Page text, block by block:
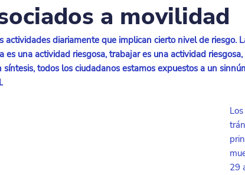
a movilidad
actividades diariamente que implican cierto nivel de riesgo.
es una actividad riesgosa, trabajar es una actividad
todos los ciudadanos estamos expuestos a un
29